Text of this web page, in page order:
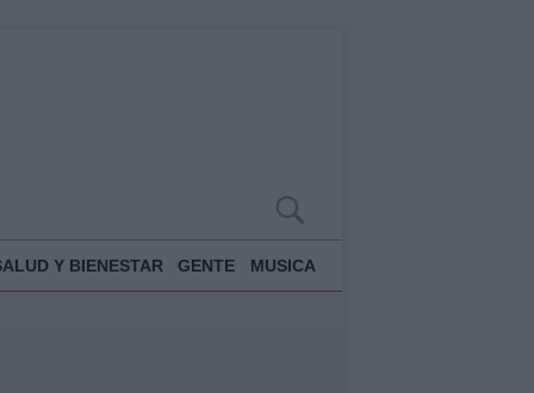
Y BIENESTAR GENTE MUSICA